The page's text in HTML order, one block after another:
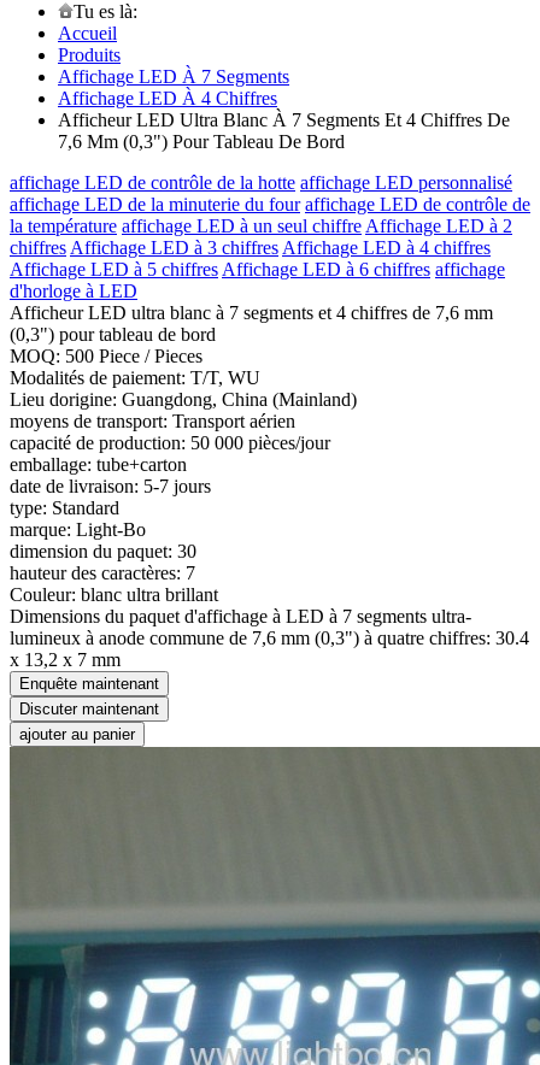
Tu es là:
Accueil
Produits
Affichage LED À 7 Segments
Affichage LED À 4 Chiffres
Afficheur LED Ultra Blanc À 7 Segments Et 4 Chiffres De
7,6 Mm (0,3") Pour Tableau De Bord
affichage LED de contrôle de la hotte affichage LED personnalisé
affichage LED de la minuterie du four affichage LED de contrôle de
la température affichage LED à un seul chiffre Affichage LED à 2
chiffres Affichage LED à 3 chiffres Affichage LED à 4 chiffres
Affichage LED à 5 chiffres Affichage LED à 6 chiffres affichage
d'horloge à LED
Afficheur LED ultra blanc à 7 segments et 4 chiffres de 7,6 mm
(0,3") pour tableau de bord
MOQ: 500 Piece / Pieces
Modalités de paiement: T/T, WU
Lieu dorigine: Guangdong, China (Mainland)
moyens de transport: Transport aérien
capacité de production: 50 000 pièces/jour
emballage: tube+carton
date de livraison: 5-7 jours
type: Standard
marque: Light-Bo
dimension du paquet: 30
hauteur des caractères: 7
Couleur: blanc ultra brillant
Dimensions du paquet d'affichage à LED à 7 segments ultra-
lumineux à anode commune de 7,6 mm (0,3") à quatre chiffres: 30.4
x 13,2 x 7 mm
Enquête maintenant
Discuter maintenant
ajouter au panier